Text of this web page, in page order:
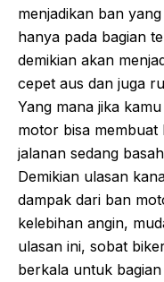
menjadikan ban
hanya pada bagian
demikian akan
cepet aus dan juga
Yang mana jika
motor bisa membuat
jalanan sedang
Demikian ulasan
dampak dari ban
kelebihan angin,
ulasan ini, sobat
berkala untuk